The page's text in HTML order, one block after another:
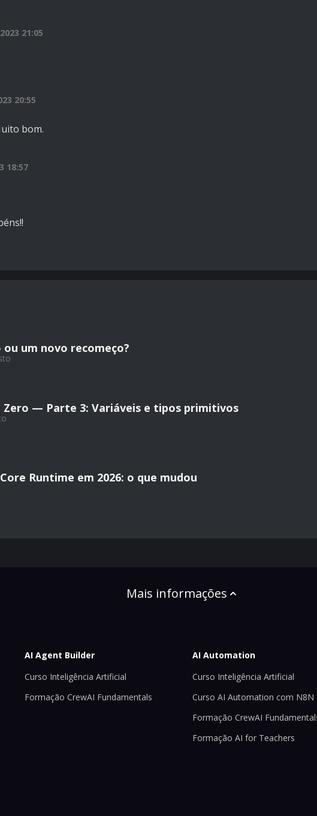
21:05
20:55
bom.
18:57
um novo recomeço?
Zero — Parte 3: Variáveis e tipos primitivos
Runtime em 2026: o que mudou
Mais informações
AI Agent Builder
Curso Inteligência Artificial
Formação CrewAI Fundamentals
AI Automation
Curso Inteligência Artificial
Curso AI Automation com N8N
Formação CrewAI
Formação AI for Teachers